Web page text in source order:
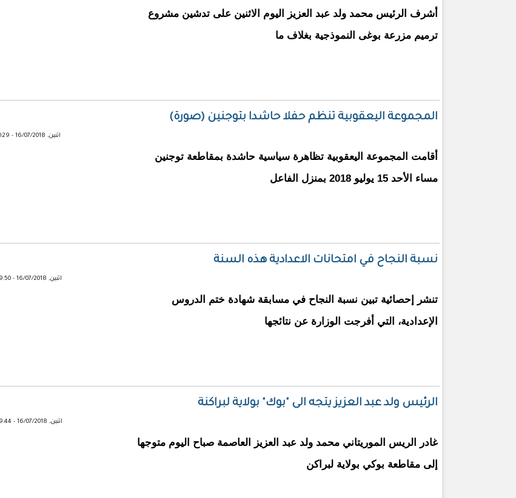
أشرف الرئيس محمد ولد عبد العزيز اليوم الاثنين على تدشين مشروع
ترميم مزرعة بوغى النموذجية بغلاف ما
المجموعة اليعقوبية تنظم حفلا حاشدا بتوجنين (صورة)
اثنين, 16/07/2018 - 10:29
أقامت المجموعة اليعقوبية تظاهرة سياسية حاشدة بمقاطعة توجنين
مساء الأحد 15 يوليو 2018 بمنزل الفاعل
نسبة النجاح في امتحانات الاعدادية هذه السنة
اثنين, 16/07/2018 - 09:50
تنشر إحصائية تبين نسبة النجاح في مسابقة شهادة ختم الدروس
الإعدادية، التي أفرجت الوزارة عن نتائجها
الرئيس ولد عبد العزيز يتجه الى "بوك" بولاية لبراكنة
اثنين, 16/07/2018 - 09:44
غادر الريس الموريتاني محمد ولد عبد العزيز العاصمة صباح اليوم متوجها
إلى مقاطعة بوكي بولاية لبراكن